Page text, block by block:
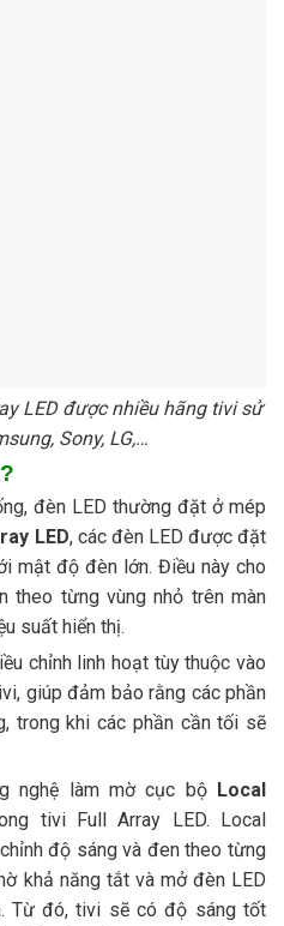
LED được nhiều hãng tivi sử
Sony, LG,…
đèn LED thường đặt ở mép
LED, các đèn LED được đặt
mật độ đèn lớn. Điều này cho
theo từng vùng nhỏ trên màn
suất hiển thị.
chỉnh linh hoạt tùy thuộc vào
giúp đảm bảo rằng các phần
trong khi các phần cần tối sẽ
nghệ làm mờ cục bộ Local
tivi Full Array LED. Local
độ sáng và đen theo từng
khả năng tắt và mở đèn LED
Từ đó, tivi sẽ có độ sáng tốt